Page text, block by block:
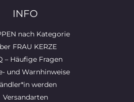
INFO
nach Kategorie
FRAU KERZE
– Häufige Fragen
und Warnhinweise
werden
Versandarten